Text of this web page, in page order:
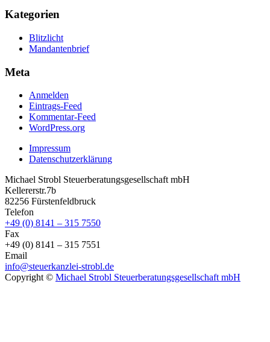
Kategorien
Blitzlicht
Mandantenbrief
Meta
Anmelden
Eintrags-Feed
Kommentar-Feed
WordPress.org
Impressum
Datenschutzerklärung
Michael Strobl Steuerberatungsgesellschaft mbH
Kellererstr.7b
82256 Fürstenfeldbruck
Telefon
+49 (0) 8141 – 315 7550
Fax
+49 (0) 8141 – 315 7551
Email
info@steuerkanzlei-strobl.de
Copyright © Michael Strobl Steuerberatungsgesellschaft mbH